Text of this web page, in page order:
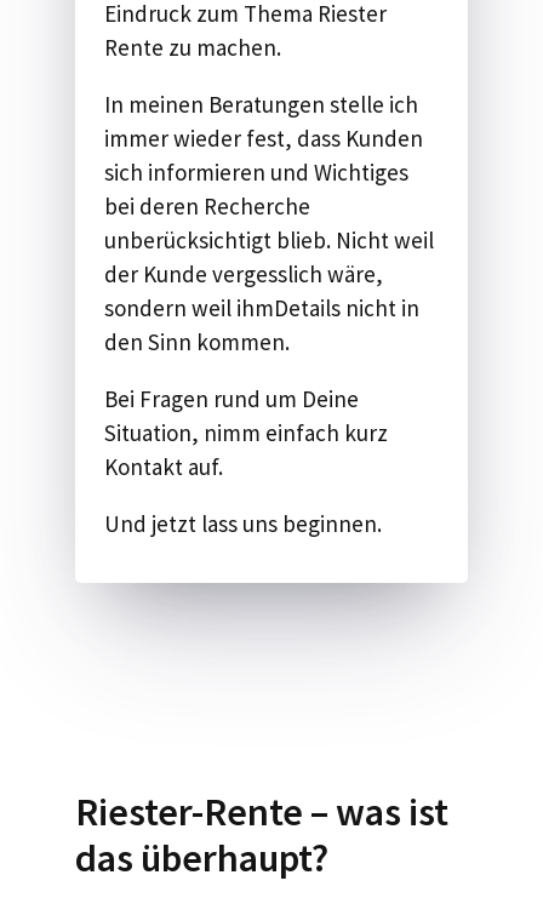
Eindruck zum Thema Riester
Rente zu machen.
In meinen Beratungen stelle ich
immer wieder fest, dass ​Kunden ​
sich informieren und ​Wichtiges
bei deren Recherche
unberücksichtigt blieb. ​Nicht weil
der Kunde ​vergesslich wäre,
sondern weil ihm​ Details nicht in
den Sinn kommen.​
Bei Fragen rund um Deine
Situation, nimm einfach kurz
Kontakt auf.
Und jetzt lass uns beginnen.
Riester-Rente – was ist
das überhaupt?